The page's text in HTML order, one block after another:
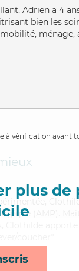
Adrien a 4
bien les
à vérification avant
plus de
(AMP).